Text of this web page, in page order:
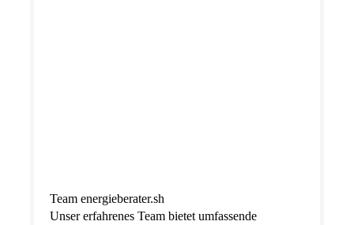
Team energieberater.sh
Unser erfahrenes Team bietet umfassende